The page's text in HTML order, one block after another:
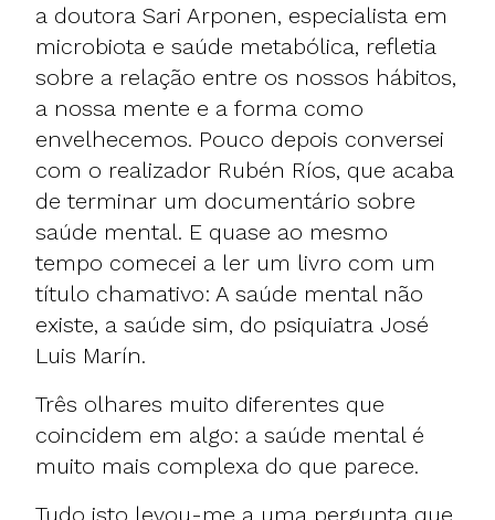
a doutora Sari Arponen, especialista em
microbiota e saúde metabólica, refletia
sobre a relação entre os nossos hábitos,
a nossa mente e a forma como
envelhecemos. Pouco depois conversei
com o realizador Rubén Ríos, que acaba
de terminar um documentário sobre
saúde mental. E quase ao mesmo
tempo comecei a ler um livro com um
título chamativo: A saúde mental não
existe, a saúde sim, do psiquiatra José
Luis Marín.
Três olhares muito diferentes que
coincidem em algo: a saúde mental é
muito mais complexa do que parece.
Tudo isto levou-me a uma pergunta que